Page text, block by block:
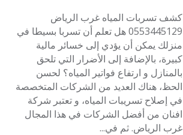
كشف تسربات المياه غرب الرياض
0553445129 هل تعلم أن تسربا بسيطا في
منزلك يمكن أن يؤدي إلى خسائر مالية
كبيرة، بالإضافة إلى الأضرار التي تلحق
بالمنازل و ارتفاع فواتير المياه؟ لحسن
الحظ، هناك العديد من الشركات المتخصصة
في إصلاح تسريبات المياه، و تعتبر شركة
افنان من أفضل الشركات في هذا المجال
غرب الرياض. ثم في...